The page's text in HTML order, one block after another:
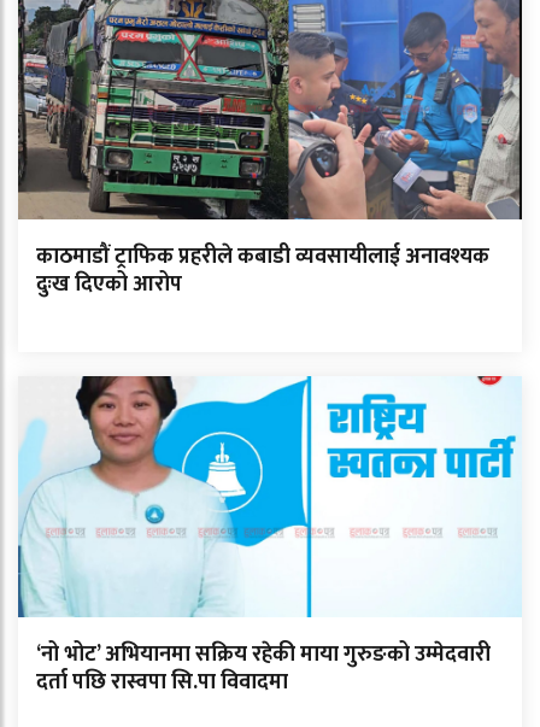
काठमाडौं ट्राफिक प्रहरीले कबाडी व्यवसायीलाई अनावश्यक
दुःख दिएको आरोप
‘नो भोट’ अभियानमा सक्रिय रहेकी माया गुरुङको उम्मेदवारी
दर्ता पछि रास्वपा सि.पा विवादमा